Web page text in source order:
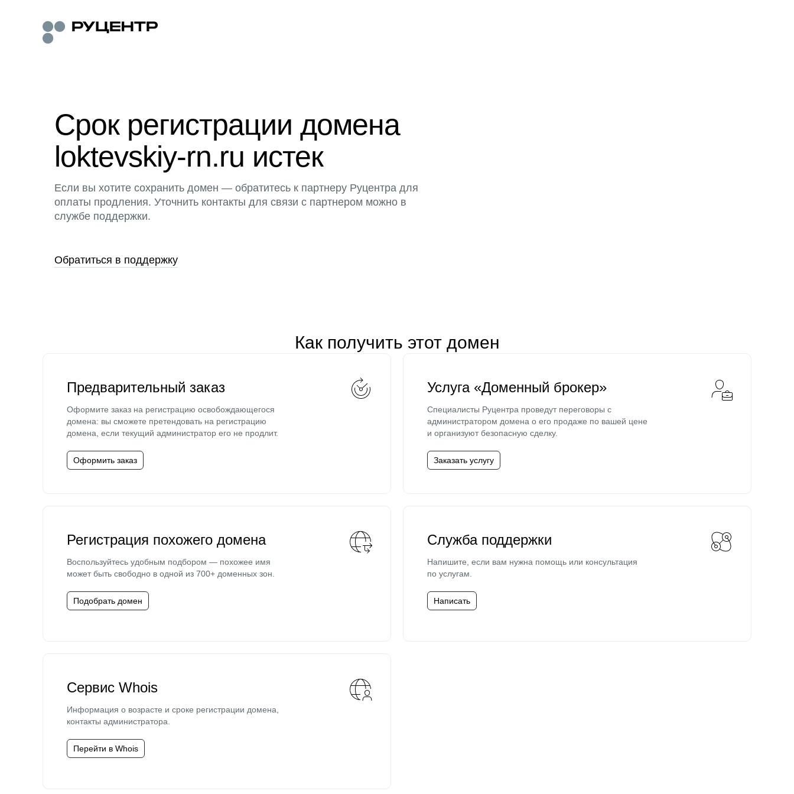
Срок регистрации домена
loktevskiy-rn.ru истек
Если вы хотите сохранить домен — обратитесь к партнеру Руцентра для
оплаты продления. Уточнить контакты для связи с партнером можно в
службе поддержки.
Обратиться в поддержку
Как получить этот домен
Предварительный заказ
Оформите заказ на регистрацию освобождающегося
домена: вы сможете претендовать на регистрацию
домена, если текущий администратор его не продлит.
Оформить заказ
Услуга «Доменный брокер»
Специалисты Руцентра проведут переговоры с
администратором домена о его продаже по вашей цене
и организуют безопасную сделку.
Заказать услугу
Регистрация похожего домена
Воспользуйтесь удобным подбором — похожее имя
может быть свободно в одной из 700+ доменных зон.
Подобрать домен
Служба поддержки
Напишите, если вам нужна помощь или консультация
по услугам.
Написать
Сервис Whois
Информация о возрасте и сроке регистрации домена,
контакты администратора.
Перейти в Whois